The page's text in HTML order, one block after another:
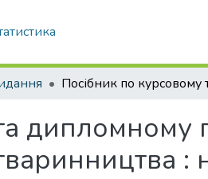
дипломному
: